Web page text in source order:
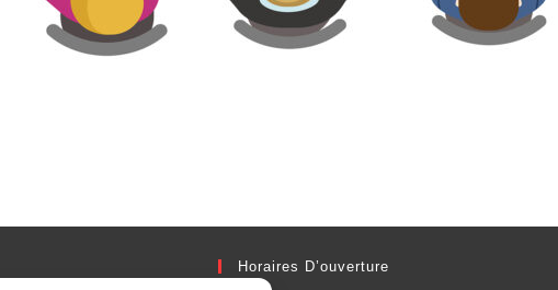
Horaires D’ouverture